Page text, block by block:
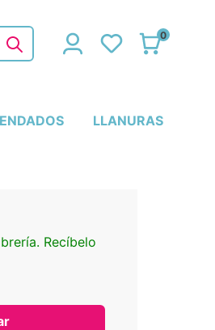
LLANURAS
0
Recíbelo